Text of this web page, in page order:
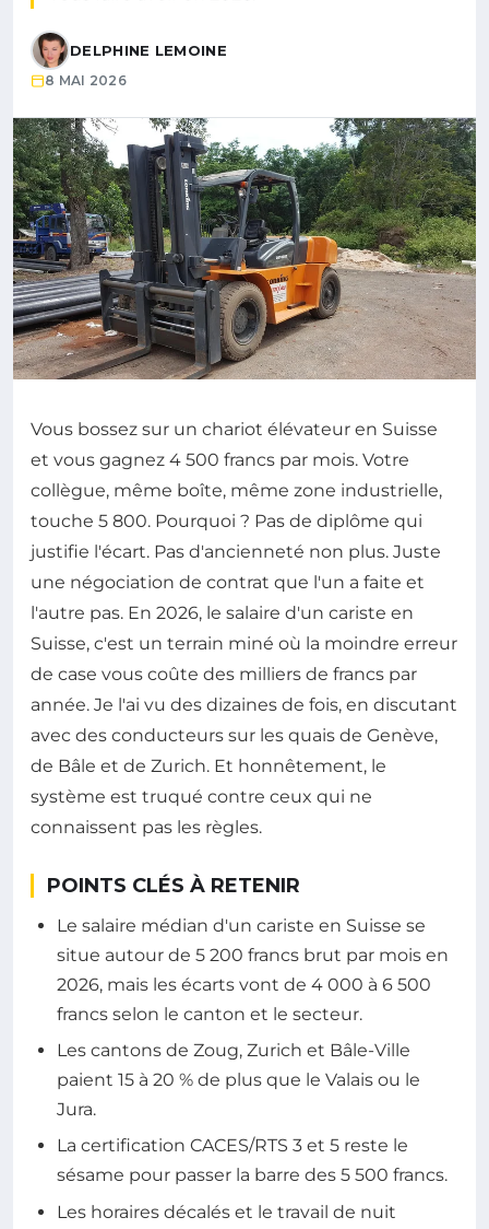
DELPHINE LEMOINE
8 MAI 2026
Vous bossez sur un chariot élévateur en Suisse
et vous gagnez 4 500 francs par mois. Votre
collègue, même boîte, même zone industrielle,
touche 5 800. Pourquoi ? Pas de diplôme qui
justifie l'écart. Pas d'ancienneté non plus. Juste
une négociation de contrat que l'un a faite et
l'autre pas. En 2026, le salaire d'un cariste en
Suisse, c'est un terrain miné où la moindre erreur
de case vous coûte des milliers de francs par
année. Je l'ai vu des dizaines de fois, en discutant
avec des conducteurs sur les quais de Genève,
de Bâle et de Zurich. Et honnêtement, le
système est truqué contre ceux qui ne
connaissent pas les règles.
POINTS CLÉS À RETENIR
Le salaire médian d'un cariste en Suisse se
situe autour de 5 200 francs brut par mois en
2026, mais les écarts vont de 4 000 à 6 500
francs selon le canton et le secteur.
Les cantons de Zoug, Zurich et Bâle-Ville
paient 15 à 20 % de plus que le Valais ou le
Jura.
La certification CACES/RTS 3 et 5 reste le
sésame pour passer la barre des 5 500 francs.
Les horaires décalés et le travail de nuit